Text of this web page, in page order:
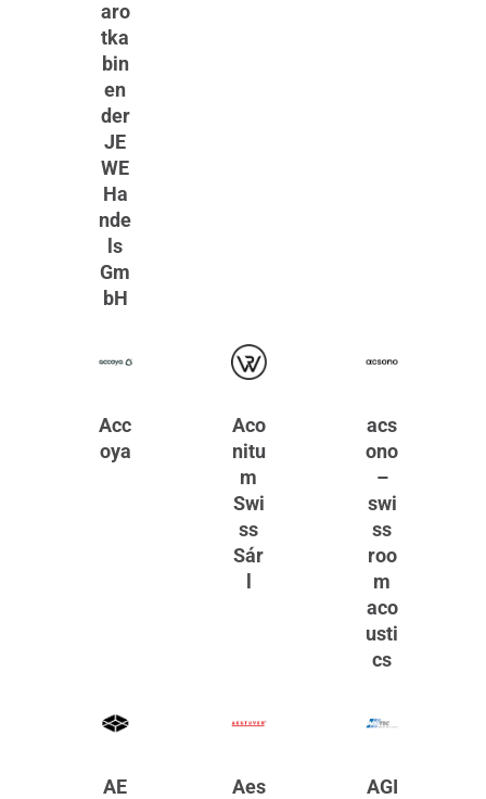
aro
tka
bin
en
der
JE
WE
Ha
nde
ls
Gm
bH
Acc
oya
Aco
nitu
m
Swi
ss
Sár
acs
ono
–
swi
ss
roo
m
aco
usti
cs
AE
Aes
AGI